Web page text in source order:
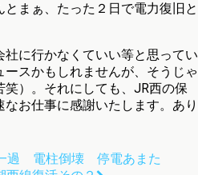
まぁ、たった２日で電力復旧と
に行かなくていい等と思ってい
スかもしれませんが、そうじゃ
）。それにしても、JR西の保
お仕事に感謝いたします。あり
過 電柱倒壊 停電あまた